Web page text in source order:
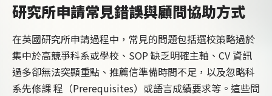
研究所申請常見錯誤與顧問協助方式
在英國研究所申請過程中，常見的問題包括選校策略過於
集中於高競爭科系或學校、SOP 缺乏明確主軸、CV 資訊
過多卻無法突顯重點、推薦信準備時間不足，以及忽略科
系先修課 程（Prerequisites）或語言成績要求等。這些問